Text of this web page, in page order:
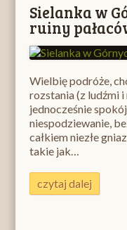
Sielanka w
ruiny
Wielbię podróże,
rozstania (z ludźmi i
jednocześnie
niespodziewanie,
całkiem niezłe
takie jak…
czytaj dalej